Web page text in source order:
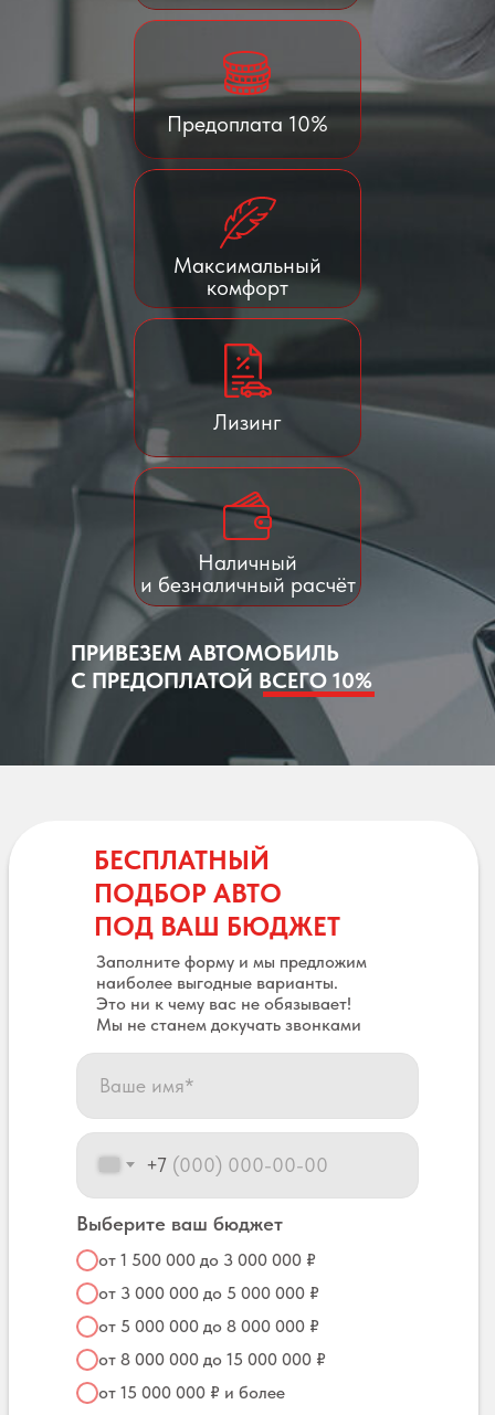
Максимальный
комфорт
Предоплата 10%
Лизинг
Наличный
и безналичный расчёт
ПРИВЕЗЕМ АВТОМОБИЛЬ
С ПРЕДОПЛАТОЙ ВСЕГО 10%
БЕСПЛАТНЫЙ
ПОДБОР АВТО
ПОД ВАШ БЮДЖЕТ
Заполните форму и мы предложим
наиболее выгодные варианты.
Это ни к чему вас не обязывает!
Мы не станем докучать звонками
+7
Выберите ваш бюджет
от 1 500 000 до 3 000 000 ₽
от 3 000 000 до 5 000 000 ₽
от 5 000 000 до 8 000 000 ₽
от 8 000 000 до 15 000 000 ₽
от 15 000 000 ₽ и более